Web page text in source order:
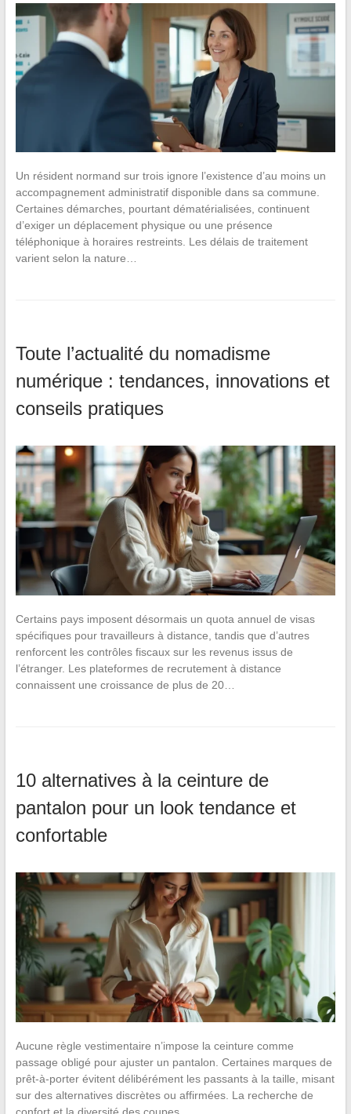
Un résident normand sur trois ignore l’existence d’au moins un
accompagnement administratif disponible dans sa commune.
Certaines démarches, pourtant dématérialisées, continuent
d’exiger un déplacement physique ou une présence
téléphonique à horaires restreints. Les délais de traitement
varient selon la nature…
Toute l’actualité du nomadisme
numérique : tendances, innovations et
conseils pratiques
Certains pays imposent désormais un quota annuel de visas
spécifiques pour travailleurs à distance, tandis que d’autres
renforcent les contrôles fiscaux sur les revenus issus de
l’étranger. Les plateformes de recrutement à distance
connaissent une croissance de plus de 20…
10 alternatives à la ceinture de
pantalon pour un look tendance et
confortable
Aucune règle vestimentaire n’impose la ceinture comme
passage obligé pour ajuster un pantalon. Certaines marques de
prêt-à-porter évitent délibérément les passants à la taille, misant
sur des alternatives discrètes ou affirmées. La recherche de